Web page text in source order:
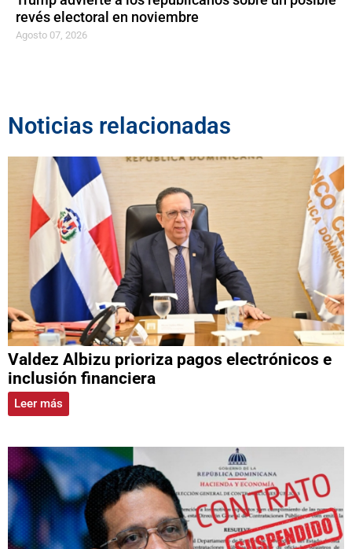
revés electoral en noviembre
Agosto 07, 2026
Noticias relacionadas
Valdez Albizu prioriza pagos electrónicos e
inclusión financiera
Leer más